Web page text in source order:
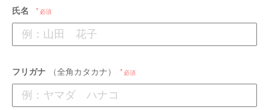
氏名 必須
フリガナ （全角カタカナ） 必須